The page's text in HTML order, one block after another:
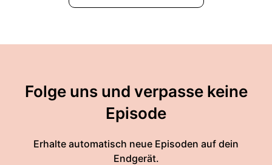
Folge uns und verpasse keine
Episode
Erhalte automatisch neue Episoden auf dein
Endgerät.